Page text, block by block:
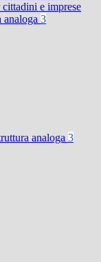
e imprese
3
analoga 3